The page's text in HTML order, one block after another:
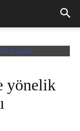
yönelik